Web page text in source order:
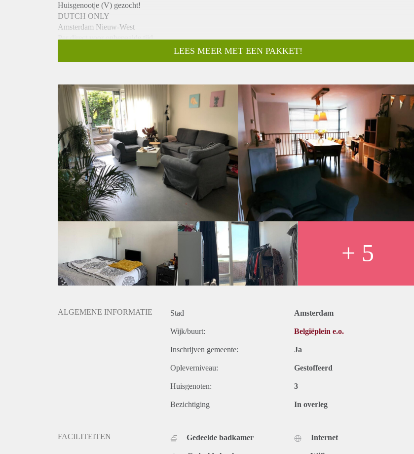
Huisgenootje (V) gezocht!
DUTCH ONLY
Amsterdam Nieuw-West
Per direct voor onbepaalde tijd
Een kamer van +/- 11 m2 met separaat een aparte opbergkast, in een huis van 144m2. De woning heeft 4
vaatwasser en voldoende opbergruimte. Verder 2 toiletten en een badkamer met bad en douche gedeelte. De kamer
in kwestie grenst aan het dakterras. Je kan je veilig parkeren in de fietsgarage en het is gratis parkeren voor de deur
voor een !
Wat zoeken wij?
Vrouwelijke werkende huisgenoot tussen de 24 en 29 jr. (young-professional, doctoraal, onderzoeker.
zorgmedewerker verras ons!) Je houdt van gezelligheid en een schoon huis. Soms samen eten, spelletje spelen of
doen we een stappen challenge (10.000 stappen is het minimum ?). Wij zelf werken in de zorg, onderzoek en ICT
maar veel achter de computer en op dit moment werken wij allemaal thuis, dus we zoeken iemand die ook een
beetje dat ritme heeft.
1 min fietsen of 3 min lopen voor winkelen op het Belgiëplein
2 min lopen naar naar tram 2
5 min fietsen naar metrohalte Henk Sneevlietweg.
15 min fietsen naar het vondelpark, amstelveenseweg, zeilstraat en hoofddorpplein!
LEES MEER MET EEN PAKKET!
+ 5
ALGEMENE INFORMATIE Stad Amsterdam
Wijk/buurt: Belgiëplein e.o.
Inschrijven gemeente: Ja
Opleverniveau: Gestoffeerd
Huisgenoten: 3
Bezichtiging In overleg
FACILITEITEN Gedeelde badkamer Internet